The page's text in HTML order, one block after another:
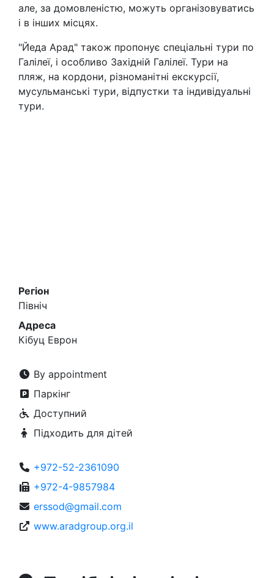
але, за домовленістю, можуть організовуватись
і в інших місцях.
"Йеда Арад" також пропонує спеціальні тури по
Галілеї, і особливо Західній Галілеї. Тури на
пляж, на кордони, різноманітні екскурсії,
мусульманські тури, відпустки та індивідуальні
тури.
Регіон
Північ
Адреса
Кібуц Еврон
By appointment
Паркінг
Доступний
Підходить для дітей
+972-52-2361090
+972-4-9857984
erssod@gmail.com
www.aradgroup.org.il